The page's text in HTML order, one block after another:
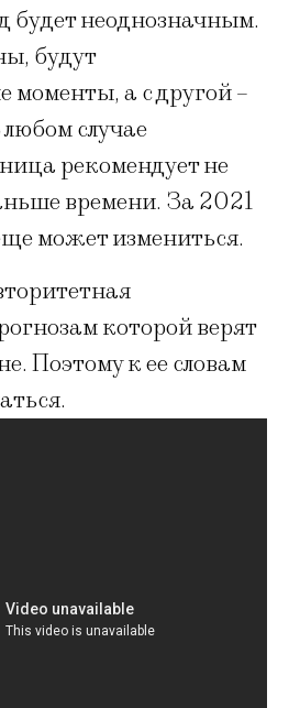
будет неоднозначным.
будут
моменты, а с другой –
случае
рекомендует не
времени. За 2021
может измениться.
которой верят
Поэтому к ее словам